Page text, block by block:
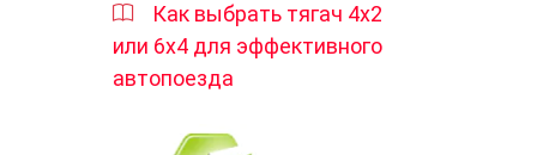
Как выбрать тягач 4х2
или 6х4 для эффективного
автопоезда